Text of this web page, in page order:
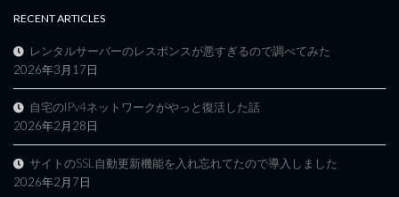
RECENT ARTICLES
レンタルサーバーのレスポンスが悪すぎるので調べてみた
2026年3月17日
自宅のIPv4ネットワークがやっと復活した話
2026年2月28日
サイトのSSL自動更新機能を入れ忘れてたので導入しました
2026年2月7日